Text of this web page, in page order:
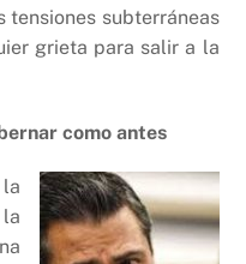
tensiones subterráneas
grieta para salir a la
como antes